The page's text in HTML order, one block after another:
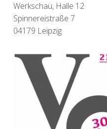
Werkschau, Halle 12
Spinnereistraße 7
04179 Leipzig